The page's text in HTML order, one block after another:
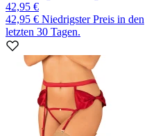
42,95 €
42,95 € Niedrigster Preis in den
letzten 30 Tagen.